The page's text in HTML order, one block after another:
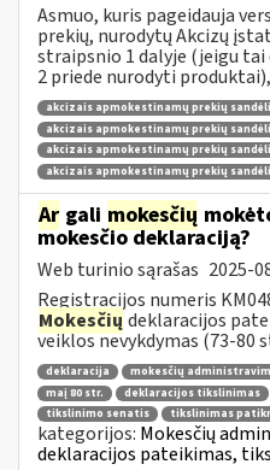
Asmuo, kuris pageidauja
prekių, nurodytų Akcizų
straipsnio 1 dalyje (jeigu
2 priede nurodyti produktai),
akcizais apmokestinamų prekių
akcizais apmokestinamų prekių
akcizais apmokestinamų prekių
akcizais apmokestinamų prekių
Ar gali mokesčių
mokesčio deklaraciją?
Web turinio sąrašas 2025-
Registracijos numeris
Mokesčių deklaracijos
veiklos nevykdymas (73-80
deklaracija mokesčių
maį 80 str.
deklaracijos tikslinimas
tikslinimo senatis
tikslinimas
kategorijos: Mokesčių
deklaracijos pateikimas,